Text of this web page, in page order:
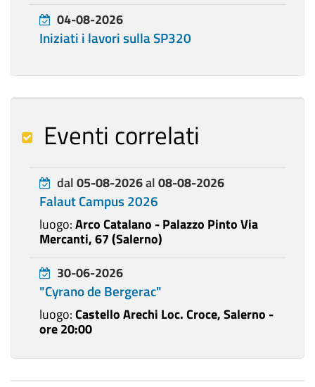
04-08-2026
Iniziati i lavori sulla SP320
Eventi correlati
dal05-08-2026al08-08-2026
Falaut Campus 2026
luogo:Arco Catalano - Palazzo Pinto Via
Mercanti, 67 (Salerno)
30-06-2026
"Cyrano de Bergerac"
luogo:Castello Arechi Loc. Croce, Salerno -
ore 20:00